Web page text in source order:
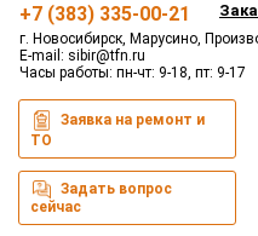
+7 (383) 335-00-21
г. Новосибирск, Марусино,
E-mail: sibir@tfn.ru
Часы работы: пн-чт: 9-18, пт: 9-17
Заявка на ремонт и
ТО
Задать вопрос
сейчас